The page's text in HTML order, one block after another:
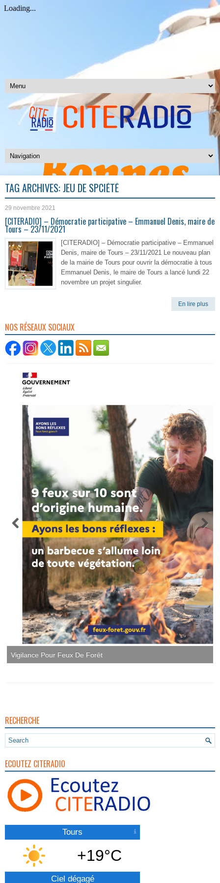
TAG ARCHIVES:JEU DE SPCIÉTÉ
29 novembre 2021
[CITERADIO] – Démocratie participative – Emmanuel Denis, maire de
Tours – 23/11/2021
[CITERADIO] – Démocratie participative – Emmanuel
Denis, maire de Tours – 23/11/2021 Le nouveau plan
de la mairie de Tours pour ouvrir la démocratie à tous
Emmanuel Denis, le maire de Tours a lancé lundi 22
novembre un projet singulier.
En lire plus
NOS RÉSEAUX SOCIAUX
Vigilance Pour Feux De Forêt
RECHERCHE
ECOUTEZ CITERADIO
Tours
+19°C
Ciel dégagé